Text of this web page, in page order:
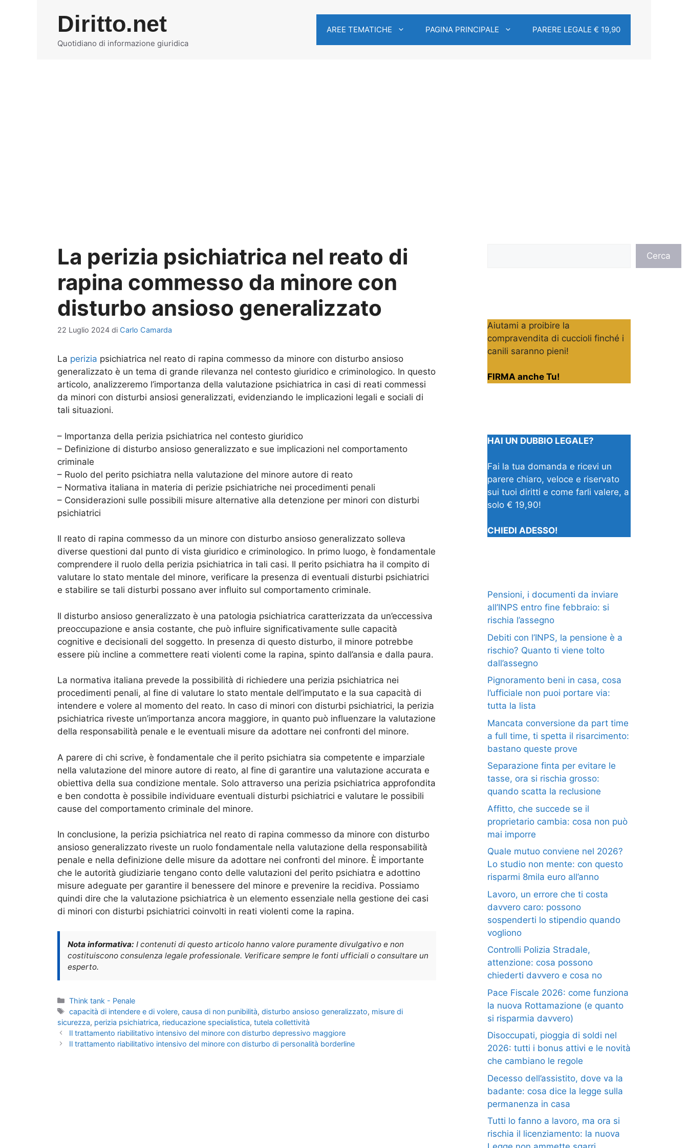
Diritto.net
Quotidiano di informazione giuridica
AREE TEMATICHE PAGINA PRINCIPALE PARERE LEGALE € 19,90
La perizia psichiatrica nel reato di
rapina commesso da minore con
disturbo ansioso generalizzato
22 Luglio 2024 di Carlo Camarda
La perizia psichiatrica nel reato di rapina commesso da minore con disturbo ansioso
generalizzato è un tema di grande rilevanza nel contesto giuridico e criminologico. In questo
articolo, analizzeremo l’importanza della valutazione psichiatrica in casi di reati commessi
da minori con disturbi ansiosi generalizzati, evidenziando le implicazioni legali e sociali di
tali situazioni.
– Importanza della perizia psichiatrica nel contesto giuridico
– Definizione di disturbo ansioso generalizzato e sue implicazioni nel comportamento
criminale
– Ruolo del perito psichiatra nella valutazione del minore autore di reato
– Normativa italiana in materia di perizie psichiatriche nei procedimenti penali
– Considerazioni sulle possibili misure alternative alla detenzione per minori con disturbi
psichiatrici
Il reato di rapina commesso da un minore con disturbo ansioso generalizzato solleva
diverse questioni dal punto di vista giuridico e criminologico. In primo luogo, è fondamentale
comprendere il ruolo della perizia psichiatrica in tali casi. Il perito psichiatra ha il compito di
valutare lo stato mentale del minore, verificare la presenza di eventuali disturbi psichiatrici
e stabilire se tali disturbi possano aver influito sul comportamento criminale.
Il disturbo ansioso generalizzato è una patologia psichiatrica caratterizzata da un’eccessiva
preoccupazione e ansia costante, che può influire significativamente sulle capacità
cognitive e decisionali del soggetto. In presenza di questo disturbo, il minore potrebbe
essere più incline a commettere reati violenti come la rapina, spinto dall’ansia e dalla paura.
La normativa italiana prevede la possibilità di richiedere una perizia psichiatrica nei
procedimenti penali, al fine di valutare lo stato mentale dell’imputato e la sua capacità di
intendere e volere al momento del reato. In caso di minori con disturbi psichiatrici, la perizia
psichiatrica riveste un’importanza ancora maggiore, in quanto può influenzare la valutazione
della responsabilità penale e le eventuali misure da adottare nei confronti del minore.
A parere di chi scrive, è fondamentale che il perito psichiatra sia competente e imparziale
nella valutazione del minore autore di reato, al fine di garantire una valutazione accurata e
obiettiva della sua condizione mentale. Solo attraverso una perizia psichiatrica approfondita
e ben condotta è possibile individuare eventuali disturbi psichiatrici e valutare le possibili
cause del comportamento criminale del minore.
In conclusione, la perizia psichiatrica nel reato di rapina commesso da minore con disturbo
ansioso generalizzato riveste un ruolo fondamentale nella valutazione della responsabilità
penale e nella definizione delle misure da adottare nei confronti del minore. È importante
che le autorità giudiziarie tengano conto delle valutazioni del perito psichiatra e adottino
misure adeguate per garantire il benessere del minore e prevenire la recidiva. Possiamo
quindi dire che la valutazione psichiatrica è un elemento essenziale nella gestione dei casi
di minori con disturbi psichiatrici coinvolti in reati violenti come la rapina.
Nota informativa: I contenuti di questo articolo hanno valore puramente divulgativo e non
costituiscono consulenza legale professionale. Verificare sempre le fonti ufficiali o consultare un
esperto.
Categorie
Think tank - Penale
Tag
capacità di intendere e di volere,causa di non punibilità,disturbo ansioso generalizzato, misure di
sicurezza, perizia psichiatrica, rieducazione specialistica, tutela collettività
Il trattamento riabilitativo intensivo del minore con disturbo depressivo maggiore
Il trattamento riabilitativo intensivo del minore con disturbo di personalità borderline
Cerca
Aiutami a proibire la
compravendita di cuccioli finché i
canili saranno pieni!
FIRMA anche Tu!
HAI UN DUBBIO LEGALE?
Fai la tua domanda e ricevi un
parere chiaro, veloce e riservato
sui tuoi diritti e come farli valere, a
solo € 19,90!
CHIEDI ADESSO!
Pensioni, i documenti da inviare
all’INPS entro fine febbraio: si
rischia l’assegno
Debiti con l’INPS, la pensione è a
rischio? Quanto ti viene tolto
dall’assegno
Pignoramento beni in casa, cosa
l’ufficiale non puoi portare via:
tutta la lista
Mancata conversione da part time
a full time, ti spetta il risarcimento:
bastano queste prove
Separazione finta per evitare le
tasse, ora si rischia grosso:
quando scatta la reclusione
Affitto, che succede se il
proprietario cambia: cosa non può
mai imporre
Quale mutuo conviene nel 2026?
Lo studio non mente: con questo
risparmi 8mila euro all’anno
Lavoro, un errore che ti costa
davvero caro: possono
sospenderti lo stipendio quando
vogliono
Controlli Polizia Stradale,
attenzione: cosa possono
chiederti davvero e cosa no
Pace Fiscale 2026: come funziona
la nuova Rottamazione (e quanto
si risparmia davvero)
Disoccupati, pioggia di soldi nel
2026: tutti i bonus attivi e le novità
che cambiano le regole
Decesso dell’assistito, dove va la
badante: cosa dice la legge sulla
permanenza in casa
Tutti lo fanno a lavoro, ma ora si
rischia il licenziamento: la nuova